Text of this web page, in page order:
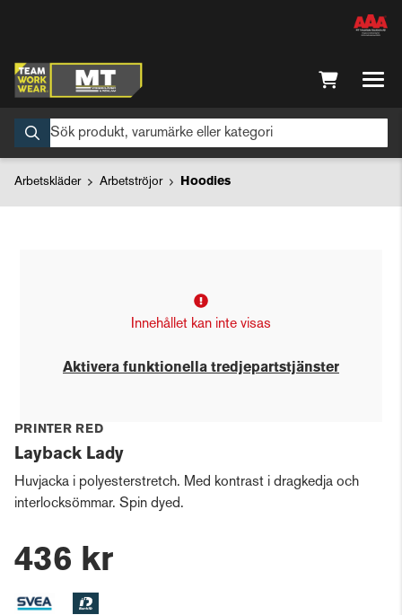
Arbetskläder Arbetströjor Hoodies
Innehållet kan inte visas
Aktivera funktionella tredjepartstjänster
PRINTER RED
Layback Lady
Huvjacka i polyesterstretch. Med kontrast i dragkedja och
interlocksömmar. Spin dyed.
436 kr